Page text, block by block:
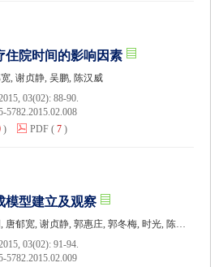
院时间的影响因素
, 谢贞静, 吴鹏, 陈汉威
03(02): 88-90.
5782.2015.02.008
) PDF ( 7 )
模型建立及观察
吴鹏, 黄晨, 冯惠岗, 庄炜钊, 唐郁宽, 谢贞静, 郭惠庄, 郭冬梅, 时光, 陈汉威
03(02): 91-94.
5782.2015.02.009